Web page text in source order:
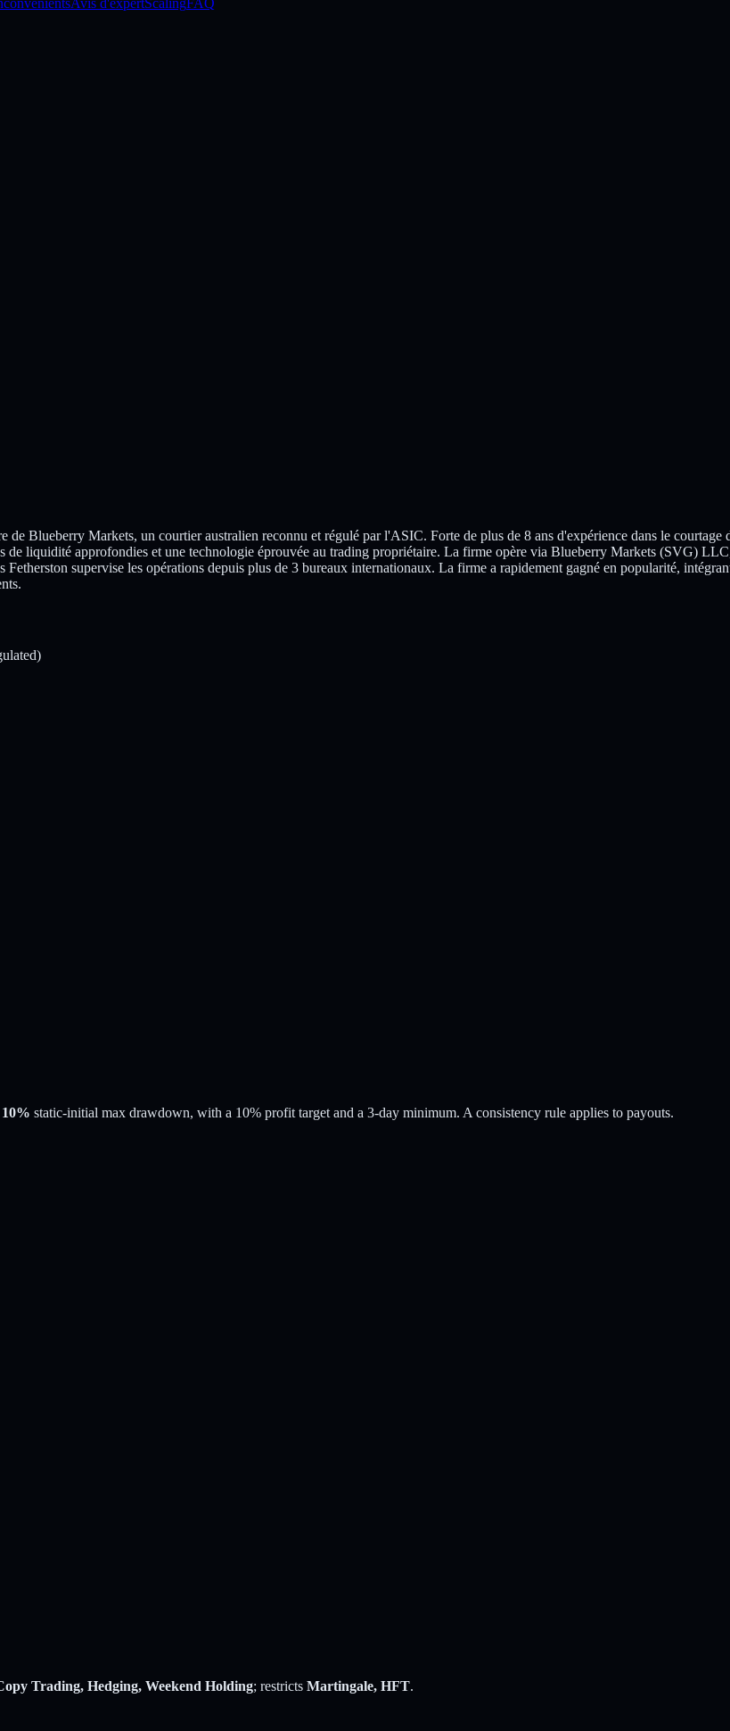
Avis d'expertScalingFAQ
de Blueberry Markets, un courtier australien reconnu et régulé par l'ASIC. Forte de plus de 8 ans d'expérience dans le courtage
liquidité approfondies et une technologie éprouvée au trading propriétaire. La firme opère via Blueberry Markets (SVG)
supervise les opérations depuis plus de 3 bureaux internationaux. La firme a rapidement gagné en popularité,
10% static-initial max drawdown, with a 10% profit target and a 3-day minimum. A consistency rule applies to payouts.
Trading, Hedging, Weekend Holding; restricts Martingale, HFT.